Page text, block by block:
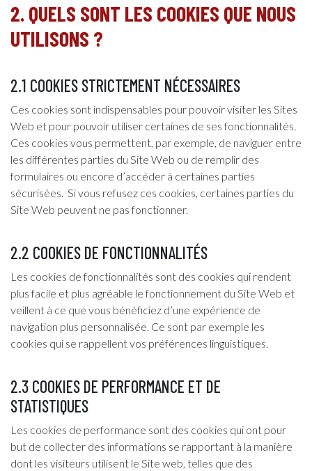
2. QUELS SONT LES COOKIES QUE NOUS
UTILISONS ?
2.1 COOKIES STRICTEMENT NÉCESSAIRES
Ces cookies sont indispensables pour pouvoir visiter les Sites
Web et pour pouvoir utiliser certaines de ses fonctionnalités.
Ces cookies vous permettent, par exemple, de naviguer entre
les différentes parties du Site Web ou de remplir des
formulaires ou encore d’accéder à certaines parties
sécurisées. Si vous refusez ces cookies, certaines parties du
Site Web peuvent ne pas fonctionner.
2.2 COOKIES DE FONCTIONNALITÉS
Les cookies de fonctionnalités sont des cookies qui rendent
plus facile et plus agréable le fonctionnement du Site Web et
veillent à ce que vous bénéficiez d’une expérience de
navigation plus personnalisée. Ce sont par exemple les
cookies qui se rappellent vos préférences linguistiques.
2.3 COOKIES DE PERFORMANCE ET DE
STATISTIQUES
Les cookies de performance sont des cookies qui ont pour
but de collecter des informations se rapportant à la manière
dont les visiteurs utilisent le Site web, telles que des